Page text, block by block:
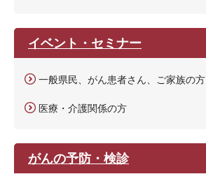
イベント・セミナー
一般県民、がん患者さん、ご家族の方
医療・介護関係の方
がんの予防・検診